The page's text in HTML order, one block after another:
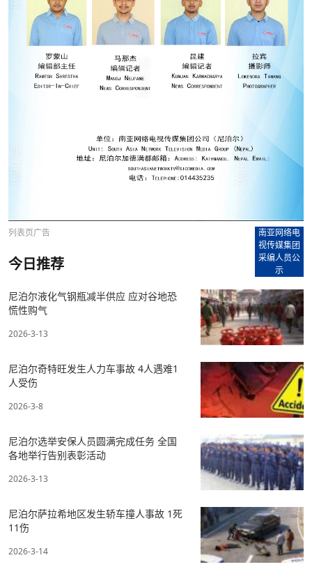
列表页广告
南亚网络电
视传媒集团
采编人员公
示
今日推荐
尼泊尔液化气钢瓶减半供应 应对谷地恐
慌性购气
2026-3-13
尼泊尔奇特旺发生人力车事故 4人遇难1
人受伤
2026-3-8
尼泊尔选举安保人员圆满完成任务 全国
各地举行告别表彰活动
2026-3-13
尼泊尔萨拉希地区发生轿车撞人事故 1死
11伤
2026-3-14